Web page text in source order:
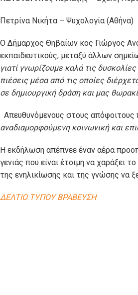
Πετρίνα Νικήτα – Ψυχολογία (Αθήνα)
O Δήμαρχος Θηβαίων κος Γιώργος
εκπαιδευτικούς, μεταξύ άλλων
γιατί γνωρίζουμε καλά τις
πιέσεις μέσα από τις οποίες
σε δημιουργική δράση και μας
Απευθυνόμενους στους
αναδιαμορφούμενη κοινωνική και
H εκδήλωση απέπνεε έναν αέρα
γενιάς που είναι έτοιμη να χαράξει
της ενηλικίωσης και της γνώσης να
ΔΕΛΤΙΟ ΤΥΠΟΥ ΒΡΑΒΕΥΣΗ